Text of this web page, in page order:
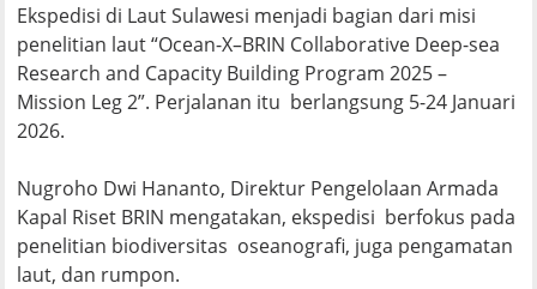
Ekspedisi di Laut Sulawesi menjadi bagian dari misi
penelitian laut “Ocean-X–BRIN Collaborative Deep-sea
Research and Capacity Building Program 2025 –
Mission Leg 2”. Perjalanan itu berlangsung 5-24 Januari
2026.
Nugroho Dwi Hananto, Direktur Pengelolaan Armada
Kapal Riset BRIN mengatakan, ekspedisi berfokus pada
penelitian biodiversitas oseanografi, juga pengamatan
laut, dan rumpon.